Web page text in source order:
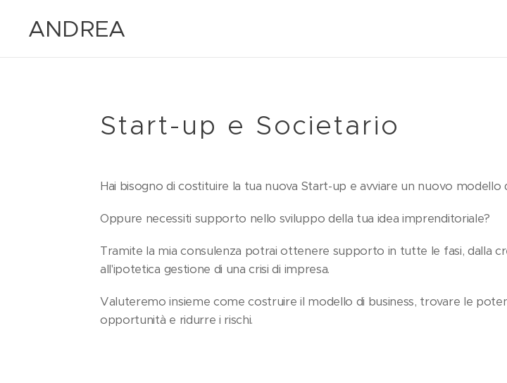
ANDREA
Start-up e Societario
Hai bisogno di costituire la tua nuova Start-up e avviare un nuovo modello
Oppure necessiti supporto nello sviluppo della tua idea imprenditoriale?
Tramite la mia consulenza potrai ottenere supporto in tutte le fasi, dalla
all'ipotetica gestione di una crisi di impresa.
Valuteremo insieme come costruire il modello di business, trovare le
opportunità e ridurre i rischi.